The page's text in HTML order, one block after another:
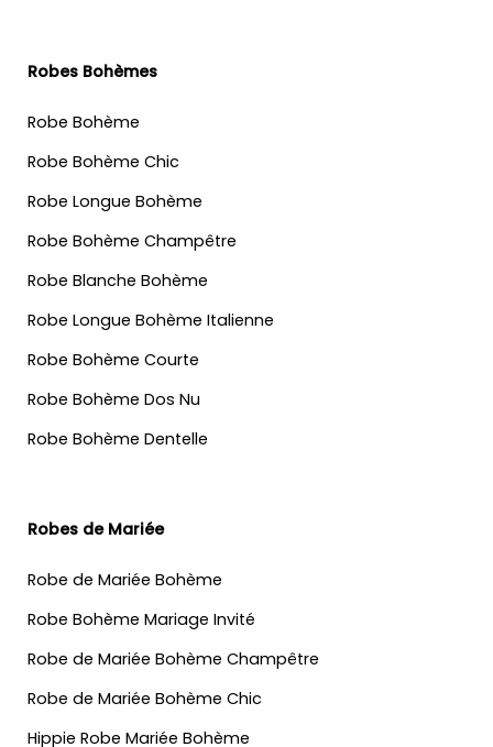
Robes Bohèmes
Robe Bohème
Robe Bohème Chic
Robe Longue Bohème
Robe Bohème Champêtre
Robe Blanche Bohème
Robe Longue Bohème Italienne
Robe Bohème Courte
Robe Bohème Dos Nu
Robe Bohème Dentelle
Robes de Mariée
Robe de Mariée Bohème
Robe Bohème Mariage Invité
Robe de Mariée Bohème Champêtre
Robe de Mariée Bohème Chic
Hippie Robe Mariée Bohème